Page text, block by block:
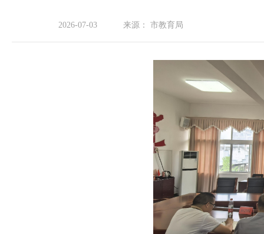
2026-07-03 来源： 市教育局